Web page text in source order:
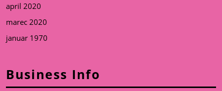
april 2020
marec 2020
januar 1970
Business Info